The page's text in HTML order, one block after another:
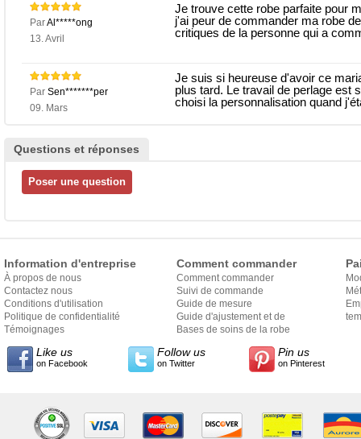
ParAl*****ong
13. Avril
Je trouve cette robe parfaite pour
j'ai peur de commander ma robe
critiques de la personne qui a
Par Sen*******per
09. Mars
Je suis si heureuse d'avoir ce
plus tard. Le travail de perlage est
choisi la personnalisation quand
Questions et réponses
Information d'entreprise
À propos de nous
Contactez nous
Conditions d'utilisation
Politique de confidentialité
Témoignages
Comment commander
Comment commander
Suivi de commande
Guide de mesure
Guide d'ajustement et de
style
Bases de soins de la robe
Like us
on Facebook
Follow us
on Twitter
Pin us
on Pinterest